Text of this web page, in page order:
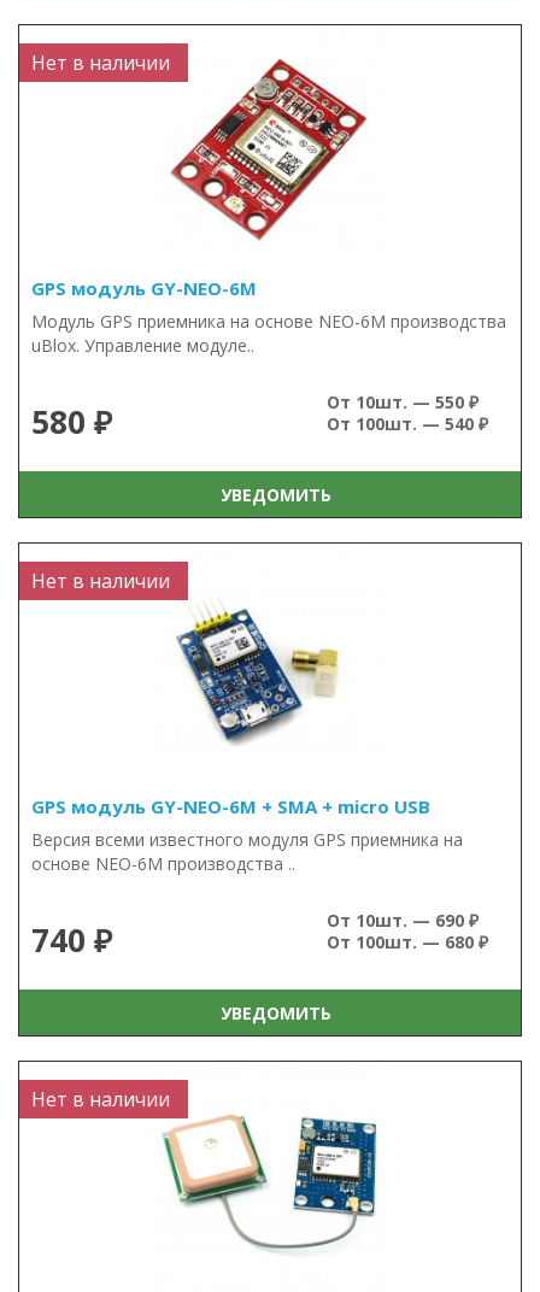
Нет в наличии
GPS модуль GY-NEO-6M
Модуль GPS приемника на основе NEO-6M производства
uBlox. Управление модуле..
580 ₽
От 10шт. — 550 ₽
От 100шт. — 540 ₽
УВЕДОМИТЬ
Нет в наличии
GPS модуль GY-NEO-6M + SMA + micro USB
Версия всеми известного модуля GPS приемника на
основе NEO-6M производства ..
740 ₽
От 10шт. — 690 ₽
От 100шт. — 680 ₽
УВЕДОМИТЬ
Нет в наличии